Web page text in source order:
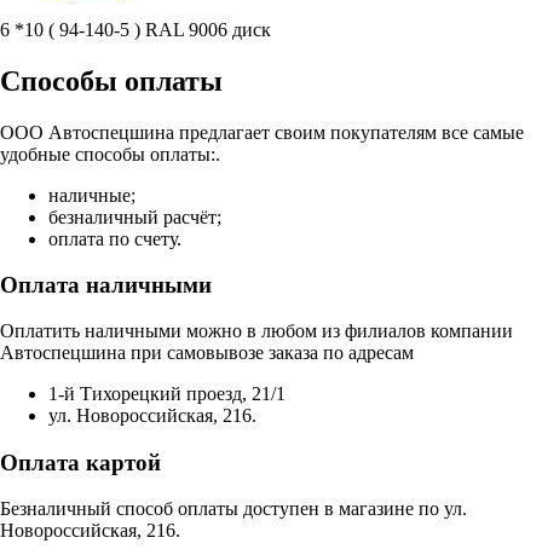
6 *10 ( 94-140-5 ) RAL 9006 диск
Способы оплаты
ООО Автоспецшина предлагает своим покупателям все самые
удобные способы оплаты:.
наличные;
безналичный расчёт;
оплата по счету.
Оплата наличными
Оплатить наличными можно в любом из филиалов компании
Автоспецшина при самовывозе заказа по адресам
1-й Тихорецкий проезд, 21/1
ул. Новороссийская, 216.
Оплата картой
Безналичный способ оплаты доступен в магазине по ул.
Новороссийская, 216.